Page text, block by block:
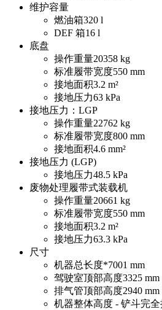
维护容量
燃油箱320 l
DEF 箱16 l
底盘
操作重量20358 kg
标准履带宽度550 mm
接地面积3.2 m²
接地压力63 kPa
接地压力：LGP
操作重量22762 kg
标准履带宽度800 mm
接地面积4.6 mm²
接地压力 (LGP)
接地压力48.5 kPa
废物处理履带式装载机
操作重量20661 kg
标准履带宽度550 mm
接地面积3.2 m²
接地压力63.3 kPa
尺寸
机器总长度*7001 mm
驾驶室顶部高度3325 mm
排气管顶部高度2940 mm
机器整体高度 - 铲斗完全